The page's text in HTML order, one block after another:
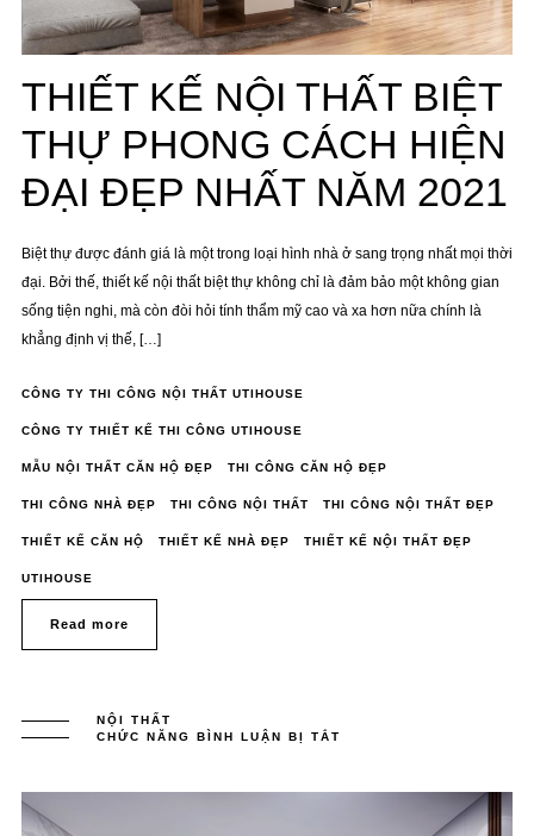
THIẾT KẾ NỘI THẤT BIỆT
THỰ PHONG CÁCH HIỆN
ĐẠI ĐẸP NHẤT NĂM 2021
Biệt thự được đánh giá là một trong loại hình nhà ở sang trọng nhất mọi thời
đại. Bởi thế, thiết kế nội thất biệt thự không chỉ là đảm bảo một không gian
sống tiện nghi, mà còn đòi hỏi tính thẩm mỹ cao và xa hơn nữa chính là
khẳng định vị thế, […]
CÔNG TY THI CÔNG NỘI THẤT UTIHOUSE
CÔNG TY THIẾT KẾ THI CÔNG UTIHOUSE
MẪU NỘI THẤT CĂN HỘ ĐẸP THI CÔNG CĂN HỘ ĐẸP
THI CÔNG NHÀ ĐẸP THI CÔNG NỘI THẤT THI CÔNG NỘI THẤT ĐẸP
THIẾT KẾ CĂN HỘ THIẾT KẾ NHÀ ĐẸP THIẾT KẾ NỘI THẤT ĐẸP
UTIHOUSE
Read more
NỘI THẤT
CHỨC NĂNG BÌNH LUẬN BỊ TẮT
NỘI